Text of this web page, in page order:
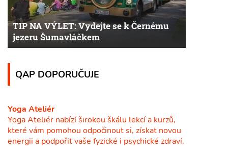
TIP NA VÝLET: Vydejte se k Černému
jezeru Šumavláčkem
QAP DOPORUČUJE
Yoga Ateliér
Yoga Ateliér nabízí širokou škálu lekcí a kurzů,
které vám pomohou odpočinout si, získat novou
energii a podpořit vaše fyzické i psychické zdraví.